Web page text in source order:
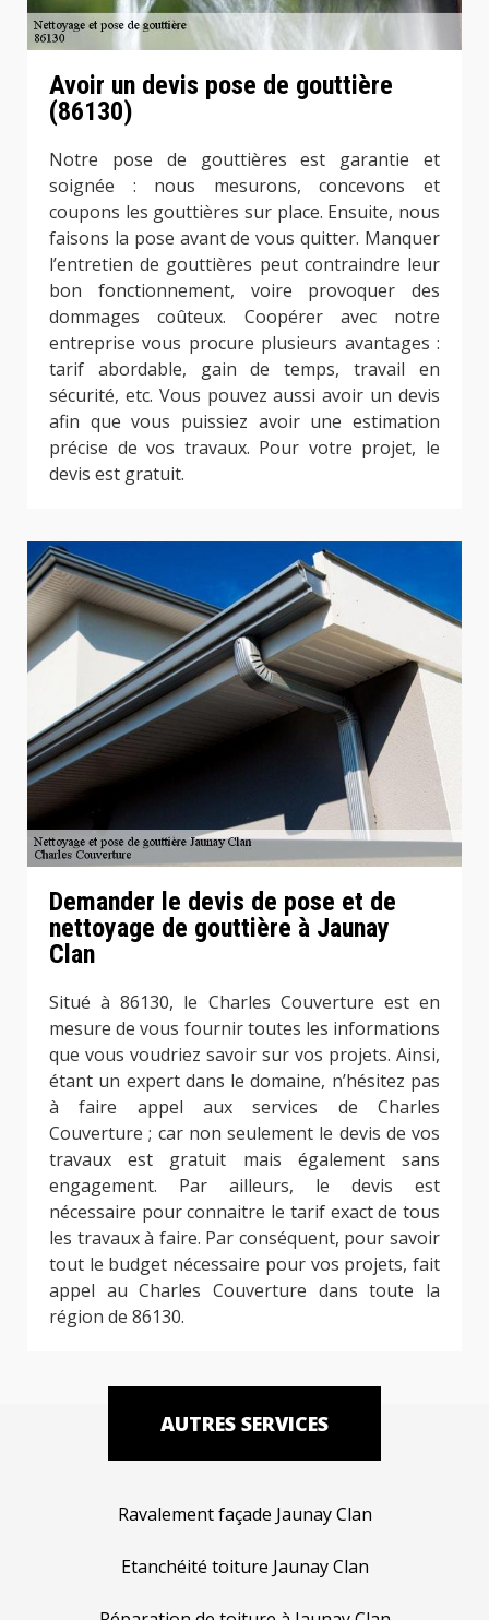
Avoir un devis pose de gouttière
(86130)
Notre pose de gouttières est garantie et
soignée : nous mesurons, concevons et
coupons les gouttières sur place. Ensuite, nous
faisons la pose avant de vous quitter. Manquer
l’entretien de gouttières peut contraindre leur
bon fonctionnement, voire provoquer des
dommages coûteux. Coopérer avec notre
entreprise vous procure plusieurs avantages :
tarif abordable, gain de temps, travail en
sécurité, etc. Vous pouvez aussi avoir un devis
afin que vous puissiez avoir une estimation
précise de vos travaux. Pour votre projet, le
devis est gratuit.
Demander le devis de pose et de
nettoyage de gouttière à Jaunay
Clan
Situé à 86130, le Charles Couverture est en
mesure de vous fournir toutes les informations
que vous voudriez savoir sur vos projets. Ainsi,
étant un expert dans le domaine, n’hésitez pas
à faire appel aux services de Charles
Couverture ; car non seulement le devis de vos
travaux est gratuit mais également sans
engagement. Par ailleurs, le devis est
nécessaire pour connaitre le tarif exact de tous
les travaux à faire. Par conséquent, pour savoir
tout le budget nécessaire pour vos projets, fait
appel au Charles Couverture dans toute la
région de 86130.
AUTRES SERVICES
Ravalement façade Jaunay Clan
Etanchéité toiture Jaunay Clan